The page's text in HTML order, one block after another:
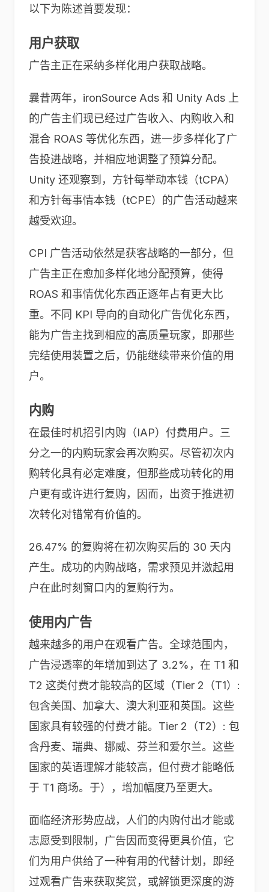
以下为陈述首要发现：
用户获取
广告主正在采纳多样化用户获取战略。
曩昔两年，ironSource Ads 和 Unity Ads 上
的广告主们现已经过广告收入、内购收入和
混合 ROAS 等优化东西，进一步多样化了广
告投进战略，并相应地调整了预算分配。
Unity 还观察到，方针每举动本钱（tCPA）
和方针每事情本钱（tCPE）的广告活动越来
越受欢迎。
CPI 广告活动依然是获客战略的一部分，但
广告主正在愈加多样化地分配预算，使得
ROAS 和事情优化东西正逐年占有更大比
重。不同 KPI 导向的自动化广告优化东西，
能为广告主找到相应的高质量玩家，即那些
完结使用装置之后，仍能继续带来价值的用
户。
内购
在最佳时机招引内购（IAP）付费用户。三
分之一的内购玩家会再次购买。尽管初次内
购转化具有必定难度，但那些成功转化的用
户更有或许进行复购，因而，出资于推进初
次转化对错常有价值的。
26.47% 的复购将在初次购买后的 30 天内
产生。成功的内购战略，需求预见并激起用
户在此时刻窗口内的复购行为。
使用内广告
越来越多的用户在观看广告。全球范围内，
广告浸透率的年增加到达了 3.2%，在 T1 和
T2 这类付费才能较高的区域（Tier 2（T1）:
包含美国、加拿大、澳大利亚和英国。这些
国家具有较强的付费才能。Tier 2（T2）: 包
含丹麦、瑞典、挪威、芬兰和爱尔兰。这些
国家的英语理解才能较高，但付费才能略低
于 T1 商场。于），增加幅度乃至更大。
面临经济形势应战，人们的内购付出才能或
志愿受到限制，广告因而变得更具价值，它
们为用户供给了一种有用的代替计划，即经
过观看广告来获取奖赏，或解锁更深度的游